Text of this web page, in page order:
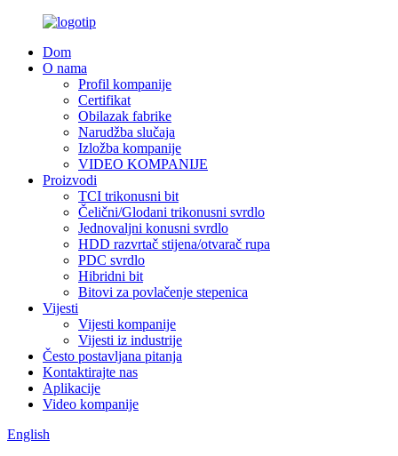
Dom
O nama
Profil kompanije
Certifikat
Obilazak fabrike
Narudžba slučaja
Izložba kompanije
VIDEO KOMPANIJE
Proizvodi
TCI trikonusni bit
Čelični/Glodani trikonusni svrdlo
Jednovaljni konusni svrdlo
HDD razvrtač stijena/otvarač rupa
PDC svrdlo
Hibridni bit
Bitovi za povlačenje stepenica
Vijesti
Vijesti kompanije
Vijesti iz industrije
Često postavljana pitanja
Kontaktirajte nas
Aplikacije
Video kompanije
English